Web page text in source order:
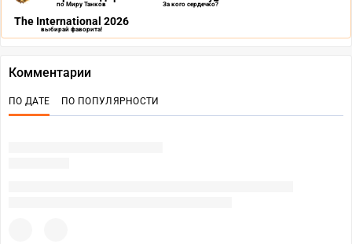
по Миру Танков За кого сердечко?
The International 2026
выбирай фаворита!
Комментарии
ПО ДАТЕ ПО ПОПУЛЯРНОСТИ